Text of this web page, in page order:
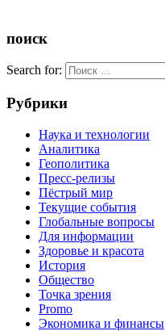
поиск
Search for:
Рубрики
Наука и технологии
Аналитика
Геополитика
Пресс-релизы
Пёстрый мир
Текущие события
Глобальные вопросы
Для информации
Здоровье и красота
История
Общество
Точка зрения
Promo
Экономика и финансы